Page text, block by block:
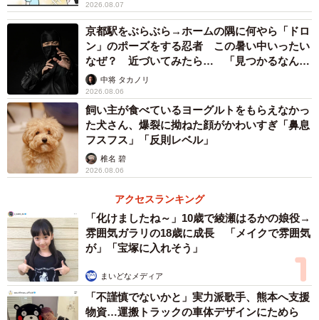
2026.08.07
京都駅をぶらぶら→ホームの隅に何やら「ドロ
ン」のポーズをする忍者 この暑い中いったい
なぜ？ 近づいてみたら… 「見つかるなんて
未熟」中将 タカノリ
2026.08.06
飼い主が食べているヨーグルトをもらえなかっ
た犬さん、爆裂に拗ねた顔がかわいすぎ「鼻息
フスフス」「反則レベル」
椎名 碧
2026.08.06
アクセスランキング
「化けましたね～」10歳で綾瀬はるかの娘役→
雰囲気ガラリの18歳に成長 「メイクで雰囲気
が」「宝塚に入れそう」
まいどなメディア
「不謹慎でないかと」実力派歌手、熊本へ支援
物資…運搬トラックの車体デザインにためら